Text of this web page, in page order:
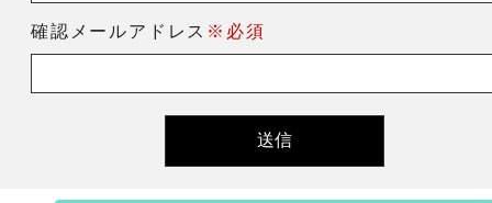
確認メールアドレス ※必須